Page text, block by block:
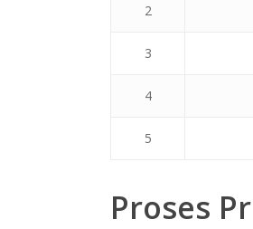
2
3
4
5
Proses